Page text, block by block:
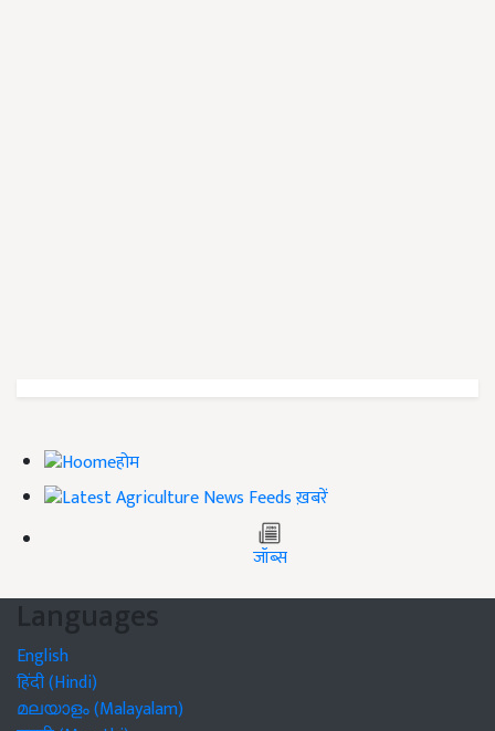
होम
ख़बरें
जॉब्स
Languages
English
हिंदी (Hindi)
മലയാളം (Malayalam)